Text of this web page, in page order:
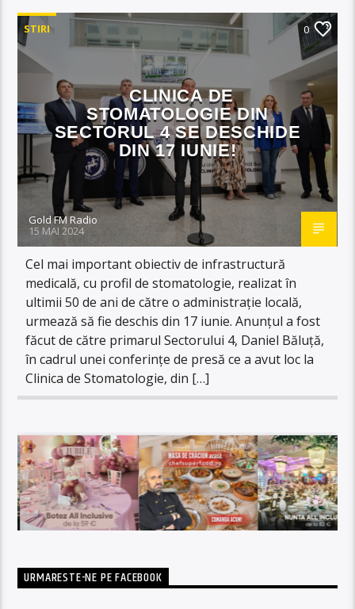
STIRI 0
CLINICA DE
STOMATOLOGIE DIN
SECTORUL 4 SE DESCHIDE
DIN 17 IUNIE!
Gold FM Radio
15 MAI 2024
Cel mai important obiectiv de infrastructură
medicală, cu profil de stomatologie, realizat în
ultimii 50 de ani de către o administrație locală,
urmează să fie deschis din 17 iunie. Anunțul a fost
făcut de către primarul Sectorului 4, Daniel Băluță,
în cadrul unei conferințe de presă ce a avut loc la
Clinica de Stomatologie, din […]
URMARESTE-NE PE FACEBOOK